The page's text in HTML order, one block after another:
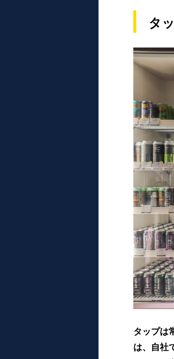
タ
タップは
は、自社